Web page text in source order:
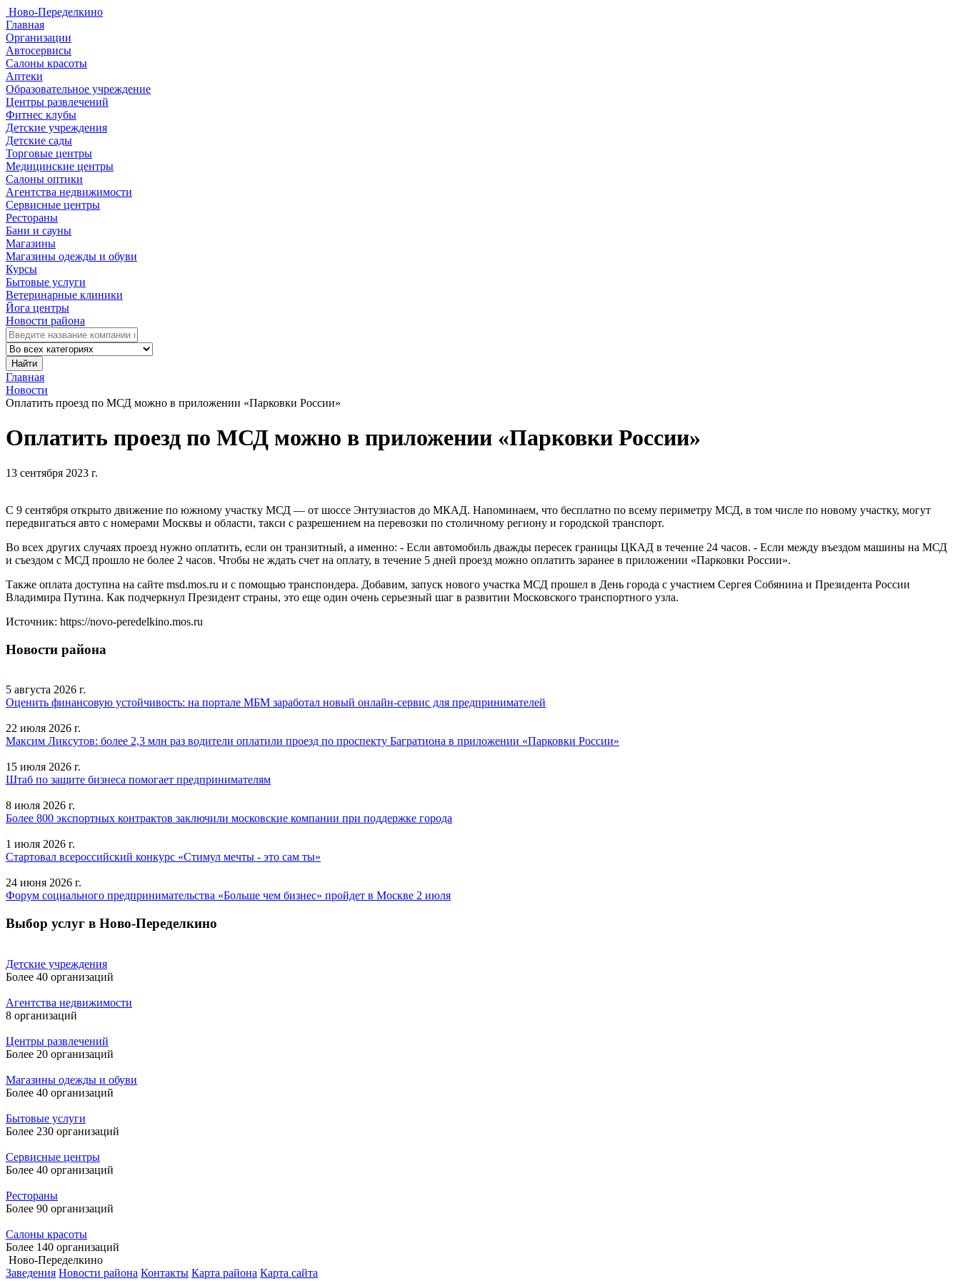
Ново-Переделкино
Главная
Организации
Автосервисы
Салоны красоты
Аптеки
Образовательное учреждение
Центры развлечений
Фитнес клубы
Детские учреждения
Детские сады
Торговые центры
Медицинские центры
Салоны оптики
Агентства недвижимости
Сервисные центры
Рестораны
Бани и сауны
Магазины
Магазины одежды и обуви
Курсы
Бытовые услуги
Ветеринарные клиники
Йога центры
Новости района
Найти
Главная
Новости
Оплатить проезд по МСД можно в приложении «Парковки России»
Оплатить проезд по МСД можно в приложении «Парковки России»
13 сентября 2023 г.
С 9 сентября открыто движение по южному участку МСД — от шоссе Энтузиастов до МКАД. Напоминаем, что бесплатно по всему периметру МСД, в том числе по новому участку, могут
передвигаться авто с номерами Москвы и области, такси с разрешением на перевозки по столичному региону и городской транспорт.
Во всех других случаях проезд нужно оплатить, если он транзитный, а именно: - Если автомобиль дважды пересек границы ЦКАД в течение 24 часов. - Если между въездом машины на МСД
и съездом с МСД прошло не более 2 часов. Чтобы не ждать счет на оплату, в течение 5 дней проезд можно оплатить заранее в приложении «Парковки России».
Также оплата доступна на сайте msd.mos.ru и с помощью транспондера. Добавим, запуск нового участка МСД прошел в День города с участием Сергея Собянина и Президента России
Владимира Путина. Как подчеркнул Президент страны, это еще один очень серьезный шаг в развитии Московского транспортного узла.
Источник: https://novo-peredelkino.mos.ru
Новости района
5 августа 2026 г.
Оценить финансовую устойчивость: на портале МБМ заработал новый онлайн-сервис для предпринимателей
22 июля 2026 г.
Максим Ликсутов: более 2,3 млн раз водители оплатили проезд по проспекту Багратиона в приложении «Парковки России»
15 июля 2026 г.
Штаб по защите бизнеса помогает предпринимателям
8 июля 2026 г.
Более 800 экспортных контрактов заключили московские компании при поддержке города
1 июля 2026 г.
Стартовал всероссийский конкурс «Стимул мечты - это сам ты»
24 июня 2026 г.
Форум социального предпринимательства «Больше чем бизнес» пройдет в Москве 2 июля
Выбор услуг в Ново-Переделкино
Детские учреждения
Более 40 организаций
Агентства недвижимости
8 организаций
Центры развлечений
Более 20 организаций
Магазины одежды и обуви
Более 40 организаций
Бытовые услуги
Более 230 организаций
Сервисные центры
Более 40 организаций
Рестораны
Более 90 организаций
Салоны красоты
Более 140 организаций
Ново-Переделкино
Заведения Новости района Контакты Карта района Карта сайта